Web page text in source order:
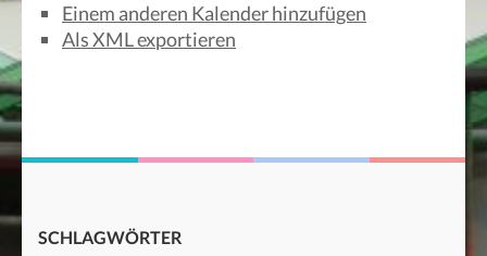
Einem anderen Kalender hinzufügen
Als XML exportieren
SCHLAGWÖRTER